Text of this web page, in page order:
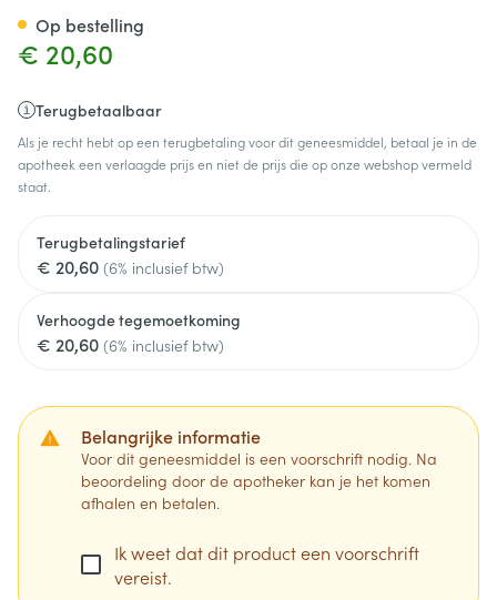
€ 20,60
Terugbetaalbaar
Als je recht hebt op een terugbetaling voor dit geneesmiddel, betaal je in de
apotheek een verlaagde prijs en niet de prijs die op onze webshop vermeld
staat.
Terugbetalingstarief
€ 20,60 (6% inclusief btw)
Verhoogde tegemoetkoming
€ 20,60 (6% inclusief btw)
Belangrijke informatie
Voor dit geneesmiddel is een voorschrift nodig. Na
beoordeling door de apotheker kan je het komen
afhalen en betalen.
Ik weet dat dit product een voorschrift
vereist.
Op bestelling